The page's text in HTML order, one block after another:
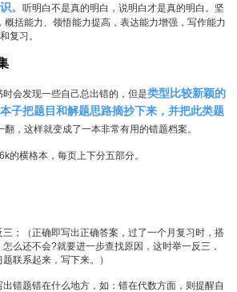
。 听明白不是真的明白，说明白才是真的明白。坚
括能力、领悟能力提高，表达能力增强，写作能力
复习。
会发现一些自己总出错的，但是类型比较新颖的
子把题目和解题思路摘抄下来，并把此类题
翻，这样就变成了一本非常有用的错题档案。
的横格本，每页上下分五部分。
；（正确即写出正确答案，过了一个月复习时，搭
么还不会?就要进一步查找原因，这时举一反三，
联系起来，写下来。）
错题错在什么地方，如：错在代数方面，则提醒自